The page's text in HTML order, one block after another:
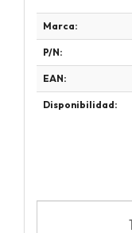
Marca:
P/N:
EAN:
Disponibilidad: